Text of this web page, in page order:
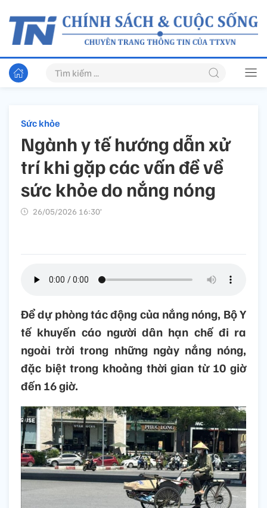
Sức khỏe
Ngành y tế hướng dẫn xử
trí khi gặp các vấn đề về
sức khỏe do nắng nóng
26/05/2026 16:30’
Để dự phòng tác động của nắng nóng, Bộ Y
tế khuyến cáo người dân hạn chế đi ra
ngoài trời trong những ngày nắng nóng,
đặc biệt trong khoảng thời gian từ 10 giờ
đến 16 giờ.